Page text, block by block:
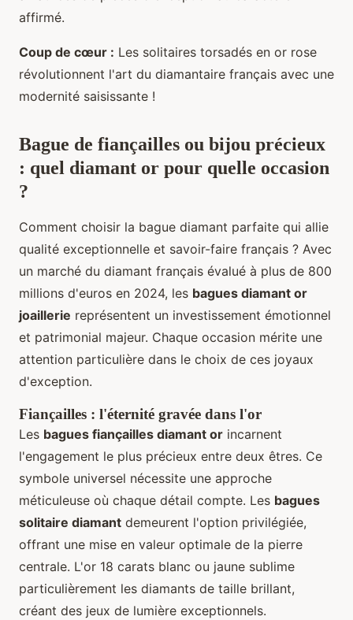
affirmé.
Coup de cœur : Les solitaires torsadés en or rose
révolutionnent l'art du diamantaire français avec une
modernité saisissante !
Bague de fiançailles ou bijou précieux
: quel diamant or pour quelle occasion
?
Comment choisir la bague diamant parfaite qui allie
qualité exceptionnelle et savoir-faire français ? Avec
un marché du diamant français évalué à plus de 800
millions d'euros en 2024, les bagues diamant or
joaillerie représentent un investissement émotionnel
et patrimonial majeur. Chaque occasion mérite une
attention particulière dans le choix de ces joyaux
d'exception.
Fiançailles : l'éternité gravée dans l'or
Les bagues fiançailles diamant or incarnent
l'engagement le plus précieux entre deux êtres. Ce
symbole universel nécessite une approche
méticuleuse où chaque détail compte. Les bagues
solitaire diamant demeurent l'option privilégiée,
offrant une mise en valeur optimale de la pierre
centrale. L'or 18 carats blanc ou jaune sublime
particulièrement les diamants de taille brillant,
créant des jeux de lumière exceptionnels.